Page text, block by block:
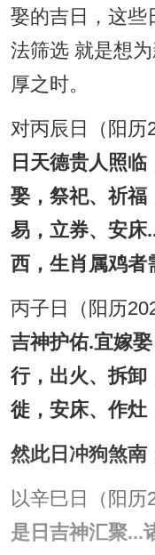
娶的吉日，这些
法筛选 就是想
厚之时。
对丙辰日（阳历
日天德贵人照
娶，祭祀、祈福
易，立券、安床
西，生肖属鸡者
丙子日（阳历
吉神护佑.宜嫁
行，出火、拆卸
徙，安床、作灶
然此日冲狗煞南
以辛巳日（阳历
是日吉神汇聚...